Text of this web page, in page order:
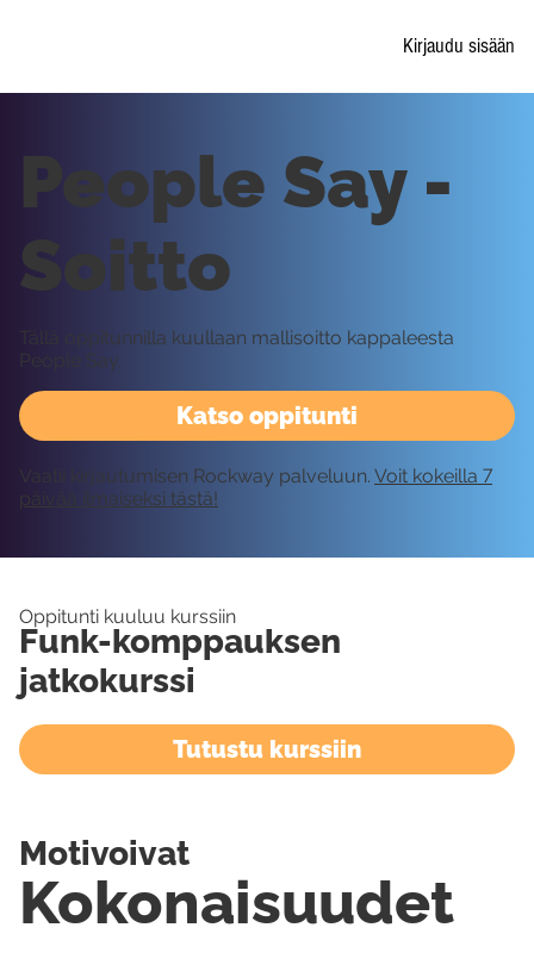
Kirjaudu sisään
Katso oppitunti
People Say -
Soitto
Tällä oppitunnilla kuullaan mallisoitto kappaleesta
People Say.
Vaatii kirjautumisen Rockway palveluun. Voit kokeilla 7
päivää ilmaiseksi tästä!
Oppitunti kuuluu kurssiin
Funk-komppauksen
jatkokurssi
Tutustu kurssiin
Kokonaisuudet
Motivoivat